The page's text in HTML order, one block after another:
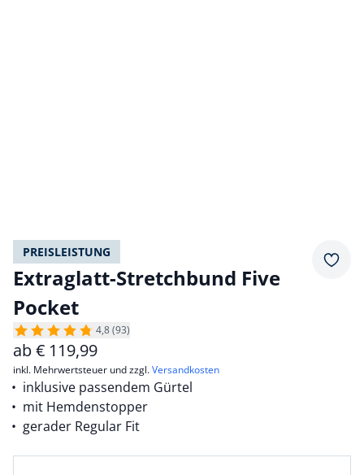
PREISLEISTUNG
Extraglatt-Stretchbund Five
Pocket
4,8 (93)
ab€ 119,99
inkl. Mehrwertsteuer und zzgl.Versandkosten
inklusive passendem Gürtel
mit Hemdenstopper
gerader Regular Fit